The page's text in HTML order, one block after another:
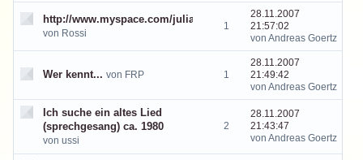
http://www.myspace.com/julianorossiswing
von Rossi
1
28.11.2007
21:57:02
von Andreas Goertz
Wer kennt... von FRP 1
28.11.2007
21:49:42
von Andreas Goertz
Ich suche ein altes Lied
(sprechgesang) ca. 1980
von ussi
2
28.11.2007
21:43:47
von Andreas Goertz